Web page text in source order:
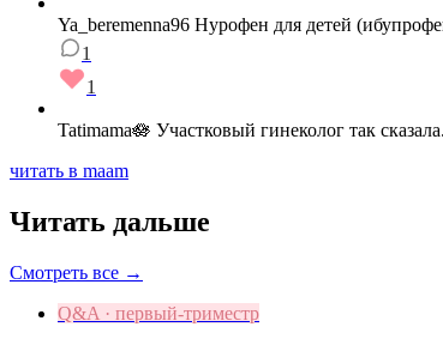
Ya_beremenna96 Нурофен для детей
1
1
Tatimama🪷 Участковый гинеколог так
читать в maam
Читать дальше
Смотреть все →
Q&A · первый-триместр